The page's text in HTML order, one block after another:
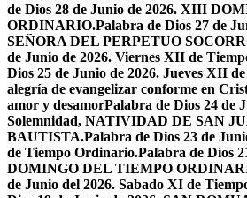
de Dios 28 de Junio de 2026. XIII
ORDINARIO.Palabra de Dios 27 de
SEÑORA DEL PERPETUO
de Junio de 2026. Viernes XII de
Dios 25 de Junio de 2026. Jueves XII
alegría de evangelizar conforme en
amor y desamorPalabra de Dios 24 de
Solemnidad, NATIVIDAD DE SAN
BAUTISTA.Palabra de Dios 23 de
de Tiempo Ordinario.Palabra de Dios
DOMINGO DEL TIEMPO
de Junio del 2026. Sabado XI de